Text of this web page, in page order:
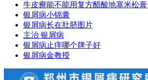
牛皮癣能不能用复方醋酸地塞米松
银屑病小锦囊
银屑病长在肚脐图片
主治 银屑病
银屑病止痒哪个牌子好
银屑病金教授